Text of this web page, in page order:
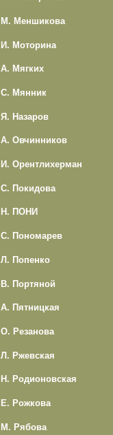
М. Меншикова
И. Моторина
А. Мягких
С. Мянник
Я. Назаров
А. Овчинников
И. Орентлихерман
С. Покидова
Н. ПОНИ
С. Пономарев
Л. Попенко
В. Портяной
А. Пятницкая
О. Резанова
Л. Ржевская
Н. Родионовская
Е. Рожкова
М. Рябова